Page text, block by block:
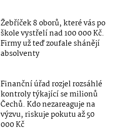
Žebříček 8 oborů, které vás po
škole vystřelí nad 100 000 Kč.
Firmy už teď zoufale shánějí
absolventy
Finanční úřad rozjel rozsáhlé
kontroly týkající se milionů
Čechů. Kdo nezareaguje na
výzvu, riskuje pokutu až 50
000 Kč